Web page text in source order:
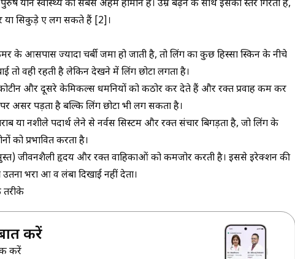
पुरुष यौन स्वास्थ्य का सबसे अहम हार्मोन है। उम्र बढ़ने के साथ इसका स्तर गिरता है,
सिकुड़े हुए लग सकते हैं [2]।
के आसपास ज्यादा चर्बी जमा हो जाती है, तो लिंग का कुछ हिस्सा स्किन के नीचे
तो वही रहती है लेकिन देखने में लिंग छोटा लगता है।
और दूसरे केमिकल्स धमनियों को कठोर कर देते हैं और रक्त प्रवाह कम कर
असर पड़ता है बल्कि लिंग छोटा भी लग सकता है।
या नशीले पदार्थ लेने से नर्वस सिस्टम और रक्त संचार बिगड़ता है, जो लिंग के
को प्रभावित करता है।
जीवनशैली हृदय और रक्त वाहिकाओं को कमजोर करती है। इससे इरेक्शन की
भरा हुआ व लंबा दिखाई नहीं देता।
तरीके
करें
करें